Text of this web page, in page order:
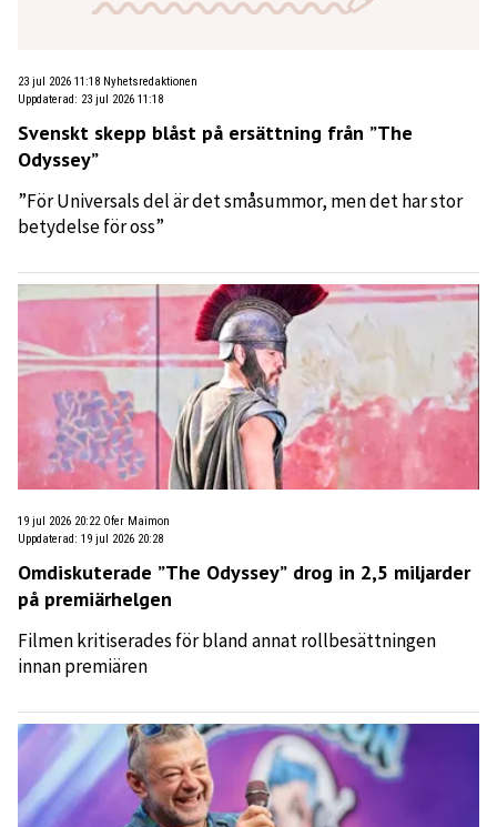
23 jul 2026 11:18 Nyhetsredaktionen
Uppdaterad: 23 jul 2026 11:18
Svenskt skepp blåst på ersättning från ”The
Odyssey”
”För Universals del är det småsummor, men det har stor
betydelse för oss”
19 jul 2026 20:22 Ofer Maimon
Uppdaterad: 19 jul 2026 20:28
Omdiskuterade ”The Odyssey” drog in 2,5 miljarder
på premiärhelgen
Filmen kritiserades för bland annat rollbesättningen
innan premiären